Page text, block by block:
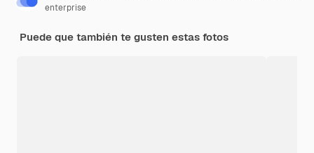
enterprise
Puede que también te gusten estas fotos